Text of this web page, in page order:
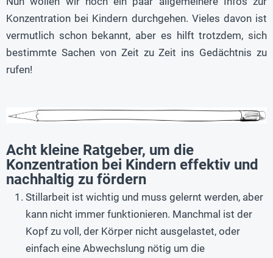
Konzentration bei Kindern durchgehen. Vieles davon ist
vermutlich schon bekannt, aber es hilft trotzdem, sich
bestimmte Sachen von Zeit zu Zeit ins Gedächtnis zu
rufen!
Acht kleine Ratgeber, um die
Konzentration bei Kindern effektiv und
nachhaltig zu fördern
Stillarbeit ist wichtig und muss gelernt werden, aber
kann nicht immer funktionieren. Manchmal ist der
Kopf zu voll, der Körper nicht ausgelastet, oder
einfach eine Abwechslung nötig um die